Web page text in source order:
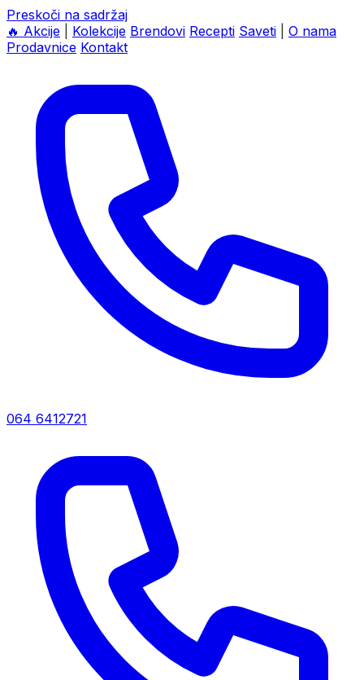
Preskoči na sadržaj
🔥 Akcije Kolekcije Brendovi Recepti Saveti
O nama
Prodavnice Kontakt
064 6412721